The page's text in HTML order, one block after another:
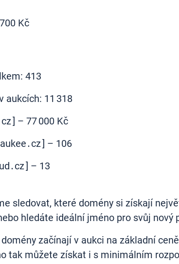
Kč
413
aukcích: 11 318
] – 77 000 Kč
] – 106
] – 13
sledovat, které domény si získají
hledáte ideální jméno pro svůj nový
začínají v aukci na základní
tak můžete získat i s minimálním